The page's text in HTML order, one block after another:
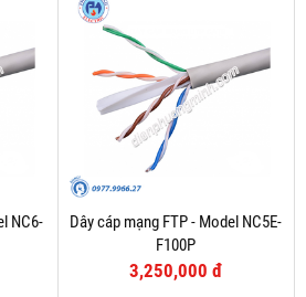
NC6-
Dây cáp mạng FTP - Model NC5E-
F100P
3,250,000 đ